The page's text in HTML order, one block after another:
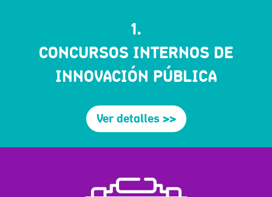
1.
CONCURSOS INTERNOS DE
INNOVACIÓN PÚBLICA
Ver detalles >>